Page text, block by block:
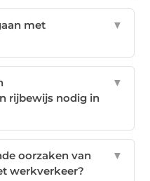
met
▼
rijbewijs nodig in
▼
oorzaken van
werkverkeer?
▼